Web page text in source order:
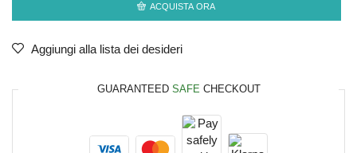
ACQUISTA ORA
Aggiungi alla lista dei desideri
GUARANTEED SAFE CHECKOUT